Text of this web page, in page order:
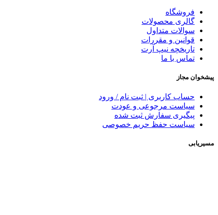
فروشگاه
گالری محصولات
سوالات متداول
قوانین و مقررات
تاریخچه نیپ آرت
تماس با ما
پیشخوان مجاز
حساب کاربری | ثبت نام / ورود
سیاست مرجوعی و عودت
پیگیری سفارش ثبت شده
سیاست حفظ حریم خصوصی
مسیریابی